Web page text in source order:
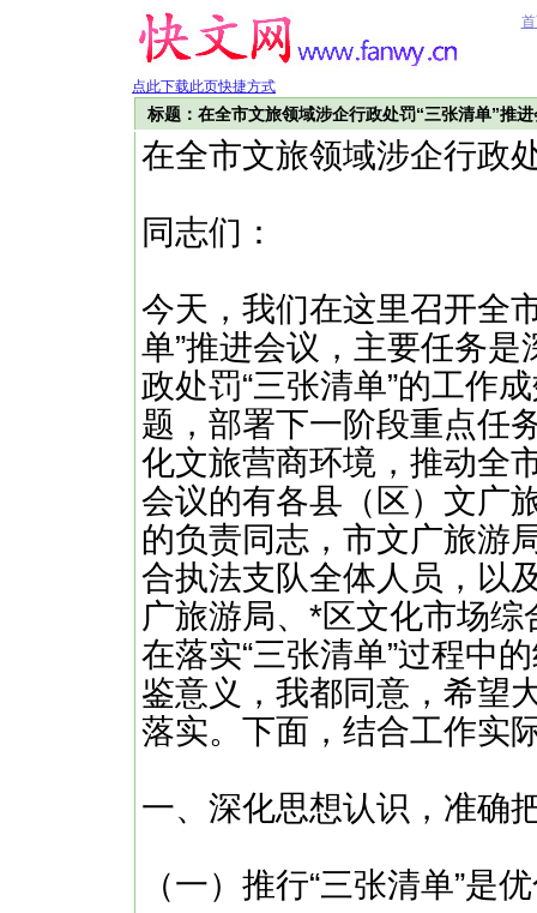
点此下载此页快捷方式
标题：在全市文旅领域涉企行政处罚“三张清单”推
在全市文旅领域涉企行政
同志们：
今天，我们在这里召开全
单”推进会议，主要任务
政处罚“三张清单”的工作
题，部署下一阶段重点任
化文旅营商环境，推动全
会议的有各县（区）文广
的负责同志，市文广旅游
合执法支队全体人员，以
广旅游局、*区文化市场
在落实“三张清单”过程中
鉴意义，我都同意，希望
落实。下面，结合工作实
一、深化思想认识，准确
（一）推行“三张清单”是